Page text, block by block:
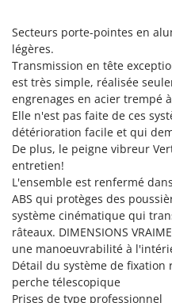
Nilfisk
Ninja
Novatec
Novital
NuAir
NuovaFac
O
Officine Savioli
Oliviero
Olix
OMA
Omas
Secteurs porte-pointes en
légères.
Transmission en tête
est très simple, réalisée
engrenages en acier trempé
Elle n'est pas faite de ces
détérioration facile et qui
De plus, le peigne vibreur
entretien!
L'ensemble est renfermé
ABS qui protèges des
système cinématique qui
râteaux. DIMENSIONS
une manoeuvrabilité à
Détail du système de
perche télescopique
Prises de type professionnel